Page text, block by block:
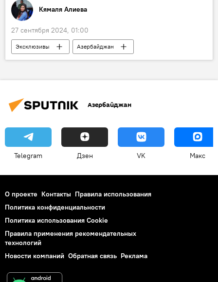
Кямаля Алиева
27 сентября 2024, 01:00
Эксклюзивы
Азербайджан
Общество
Певица
вокалистка
Азербайджан
Telegram Дзен VK Макс
О проекте Контакты Правила использования
Политика конфиденциальности
Политика использования Cookie
Правила применения рекомендательных
технологий
Новости компаний Обратная связь Реклама